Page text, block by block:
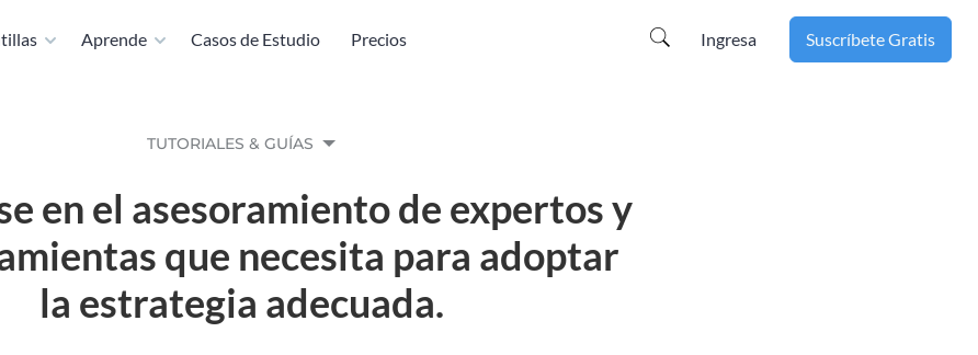
Aprende Casos de Estudio Precios Ingresa Suscríbete Gratis
TUTORIALES & GUÍAS
en el asesoramiento de expertos y
que necesita para adoptar
la estrategia adecuada.